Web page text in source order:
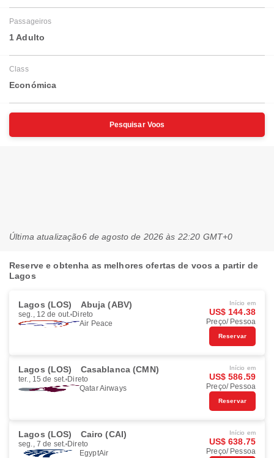
Passageiros
1 Adulto
Class
Económica
Pesquisar Voos
Última atualização6 de agosto de 2026 às 22:20 GMT+0
Reserve e obtenha as melhores ofertas de voos a partir de
Lagos
Lagos (LOS) Abuja (ABV)
seg., 12 de out. Direto
Air Peace
Início em
US$ 144.38
Preço/ Pessoa
Reservar
Lagos (LOS) Casablanca (CMN)
ter., 15 de set. Direto
Qatar Airways
Início em
US$ 586.59
Preço/ Pessoa
Reservar
Lagos (LOS) Cairo (CAI)
seg., 7 de set. Direto
EgyptAir
Início em
US$ 638.75
Preço/ Pessoa